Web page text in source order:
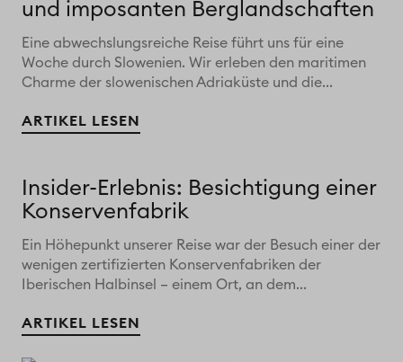
und imposanten Berglandschaften
Eine abwechslungsreiche Reise führt uns für eine
Woche durch Slowenien. Wir erleben den maritimen
Charme der slowenischen Adriaküste und die...
ARTIKEL LESEN
Insider-Erlebnis: Besichtigung einer
Konservenfabrik
Ein Höhepunkt unserer Reise war der Besuch einer der
wenigen zertifizierten Konservenfabriken der
Iberischen Halbinsel – einem Ort, an dem...
ARTIKEL LESEN